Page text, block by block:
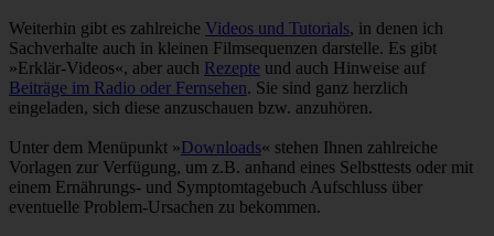
Weiterhin gibt es zahlreiche Videos und Tutorials, in denen ich
Sachverhalte auch in kleinen Filmsequenzen darstelle. Es gibt
»Erklär-Videos«, aber auch Rezepte und auch Hinweise auf
Beiträge im Radio oder Fernsehen. Sie sind ganz herzlich
eingeladen, sich diese anzuschauen bzw. anzuhören.
Unter dem Menüpunkt »Downloads« stehen Ihnen zahlreiche
Vorlagen zur Verfügung, um z.B. anhand eines Selbsttests oder mit
einem Ernährungs- und Symptomtagebuch Aufschluss über
eventuelle Problem-Ursachen zu bekommen.